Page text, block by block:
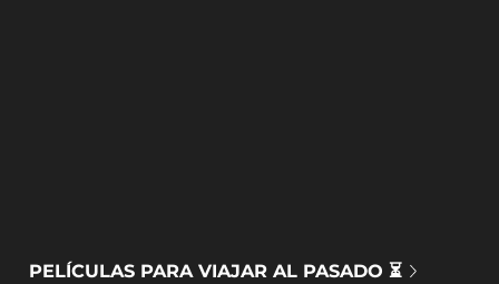
PELÍCULAS PARA VIAJAR AL PASADO ⏳